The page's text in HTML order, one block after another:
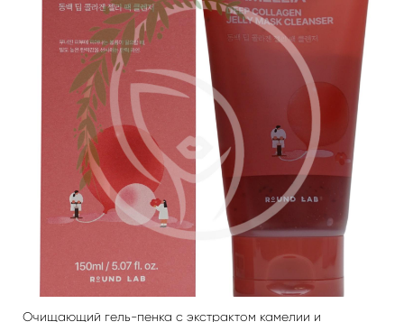
Очищающий гель-пенка с экстрактом камелии и